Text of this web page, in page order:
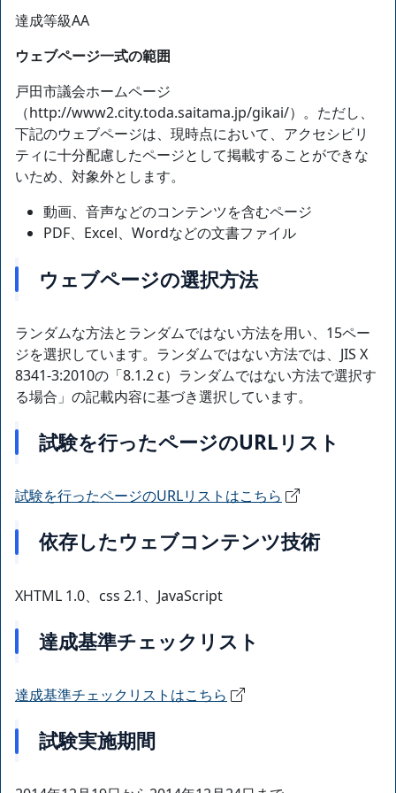
達成等級AA
ウェブページ一式の範囲
戸田市議会ホームページ
（http://www2.city.toda.saitama.jp/gikai/）。ただし、
下記のウェブページは、現時点において、アクセシビリ
ティに十分配慮したページとして掲載することができな
いため、対象外とします。
動画、音声などのコンテンツを含むページ
PDF、Excel、Wordなどの文書ファイル
ウェブページの選択方法
ランダムな方法とランダムではない方法を用い、15ペー
ジを選択しています。ランダムではない方法では、JIS X
8341-3:2010の「8.1.2 c）ランダムではない方法で選択す
る場合」の記載内容に基づき選択しています。
試験を行ったページのURLリスト
試験を行ったページのURLリストはこちら
依存したウェブコンテンツ技術
XHTML 1.0、css 2.1、JavaScript
達成基準チェックリスト
達成基準チェックリストはこちら
試験実施期間